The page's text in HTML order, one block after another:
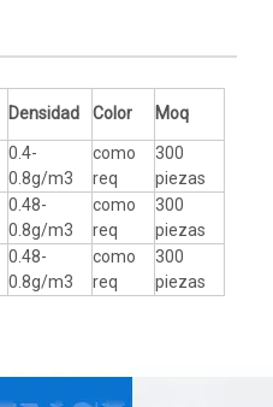
Densidad Color Moq
0.4-
0.8g/m3
como
req
300
piezas
0.48-
0.8g/m3
como
req
300
piezas
0.48-
0.8g/m3
como
req
300
piezas